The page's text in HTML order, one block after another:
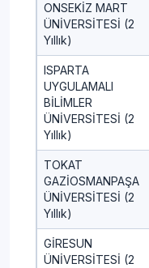
ONSEKİZ MART
ÜNİVERSİTESİ (2
Yıllık)
ISPARTA
UYGULAMALI
BİLİMLER
ÜNİVERSİTESİ (2
Yıllık)
TOKAT
GAZİOSMANPAŞA
ÜNİVERSİTESİ (2
Yıllık)
GİRESUN
ÜNİVERSİTESİ (2